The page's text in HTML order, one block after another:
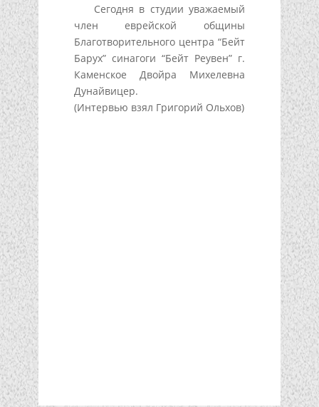
Сегодня в студии уважаемый
член еврейской общины
Благотворительного центра “Бейт
Барух” синагоги “Бейт Реувен” г.
Каменское Двойра Михелевна
Дунайвицер.
(Интервью взял Григорий Ольхов)